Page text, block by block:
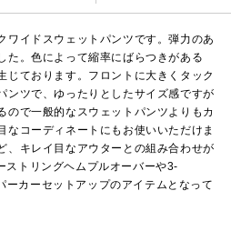
ワイドスウェットパンツです。弾力のあ
た。色によって縮率にばらつきがある
じております。フロントに大きくタック
ンツで、ゆったりとしたサイズ感ですが
ので一般的なスウェットパンツよりもカ
なコーディネートにもお使いいただけま
、キレイ目なアウターとの組み合わせが
トリングヘムプルオーバーや3-
カーセットアップのアイテムとなって